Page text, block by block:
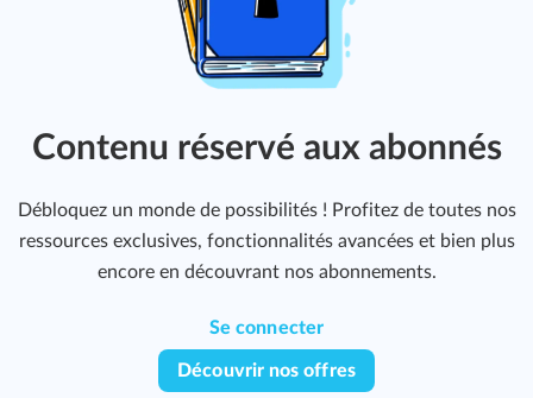
Contenu réservé aux abonnés
Débloquez un monde de possibilités ! Profitez de toutes nos
ressources exclusives, fonctionnalités avancées et bien plus
encore en découvrant nos abonnements.
Se connecter
Découvrir nos offres